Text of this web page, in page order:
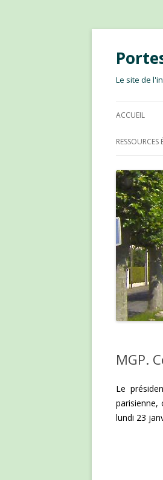
Le site de
ACCUEIL
RESSOURCES
MGP.
Le
lundi 23